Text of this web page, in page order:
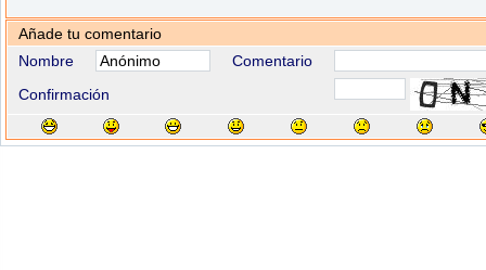
Añade tu comentario
Nombre
Comentario
Confirmación